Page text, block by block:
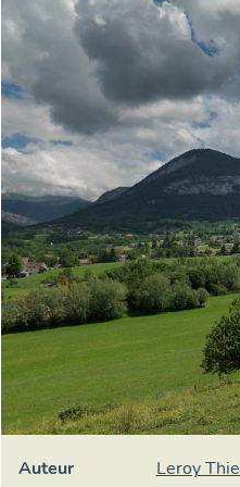
Auteur
Leroy